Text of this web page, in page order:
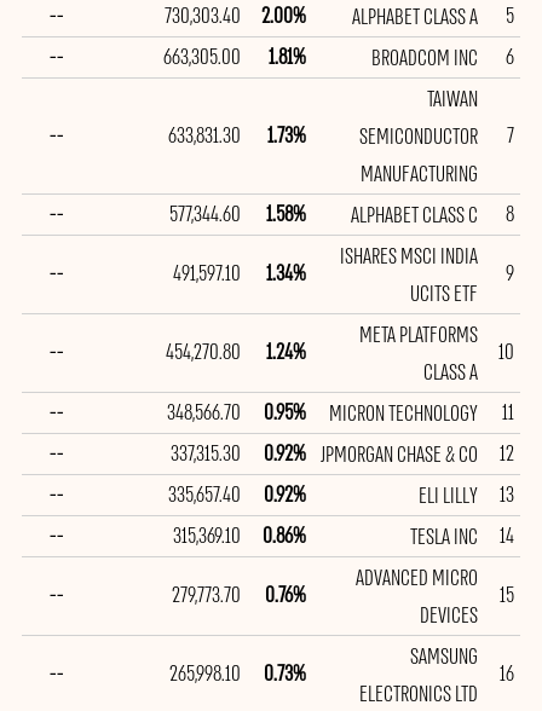
5
ALPHABET CLASS A
2.00%
730,303.40
--
6
BROADCOM INC
1.81%
663,305.00
--
7
TAIWAN
SEMICONDUCTOR
MANUFACTURING
1.73%
633,831.30
--
8
ALPHABET CLASS C
1.58%
577,344.60
--
9
ISHARES MSCI INDIA
UCITS ETF
1.34%
491,597.10
--
10
META PLATFORMS
CLASS A
1.24%
454,270.80
--
11
MICRON TECHNOLOGY
0.95%
348,566.70
--
12
JPMORGAN CHASE & CO
0.92%
337,315.30
--
13
ELI LILLY
0.92%
335,657.40
--
14
TESLA INC
0.86%
315,369.10
--
15
ADVANCED MICRO
DEVICES
0.76%
279,773.70
--
16
SAMSUNG
ELECTRONICS LTD
0.73%
265,998.10
--